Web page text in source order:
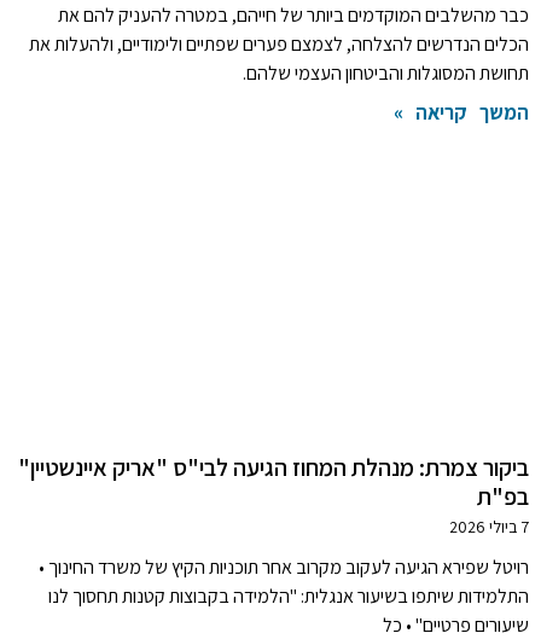
כבר מהשלבים המוקדמים ביותר של חייהם, במטרה להעניק להם את
הכלים הנדרשים להצלחה, לצמצם פערים שפתיים ולימודיים, ולהעלות את
תחושת המסוגלות והביטחון העצמי שלהם.
המשך קריאה »
ביקור צמרת: מנהלת המחוז הגיעה לבי"ס "אריק איינשטיין"
בפ"ת
7 ביולי 2026
רויטל שפירא הגיעה לעקוב מקרוב אחר תוכניות הקיץ של משרד החינוך •
התלמידות שיתפו בשיעור אנגלית: "הלמידה בקבוצות קטנות תחסוך לנו
שיעורים פרטיים" • כל